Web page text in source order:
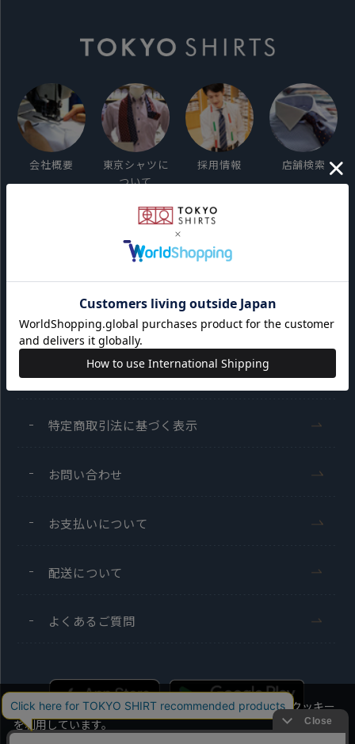
会社概要
東京シャツに
ついて
採用情報 店舗検索
サイト利用規約
会員利用規約
プライバシーポリシー
特定商取引法に基づく表示
お問い合わせ
お支払いについて
配送について
よくあるご質問
当社のウェブサイトでは、お客様の利便性向上のためにクッキー
を利用しています。